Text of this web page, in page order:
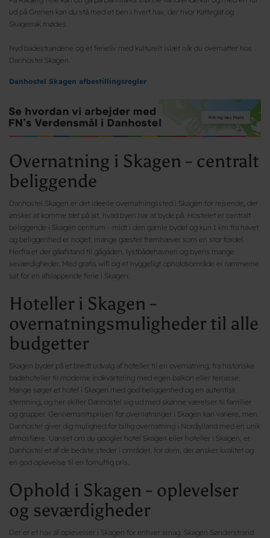
ud på Grenen kan du stå med et ben i hvert hav, der hvor Kattegat og
Skagerrak mødes.
Nyd badestrandene og et ferieliv med kulturelt islæt når du overnatter hos
Danhostel Skagen.
Danhostel Skagen afbestillingsregler
Overnatning i Skagen - centralt
beliggende
Danhostel Skagen er det ideelle overnatningssted i Skagen for rejsende, der
ønsker at komme tæt på alt, hvad byen har at byde på. Hostelet er centralt
beliggende i Skagen centrum - midt i den gamle bydel og kun 1 km fra havet
og beliggenhed er noget, mange gæster fremhæver som en stor fordel.
Herfra er der gåafstand til gågaden, lystbådehavnen og byens mange
seværdigheder. Med gratis wifi og et hyggeligt opholdsområde er rammerne
sat for en afslappende ferie i Skagen.
Hoteller i Skagen -
overnatningsmuligheder til alle
budgetter
Skagen byder på et bredt udvalg af hoteller til en overnatning, fra historiske
badehoteller til moderne indkvartering med egen balkon eller terrasse.
Mange søger et hotel i Skagen med god beliggenhed og en autentisk
stemning, og her skiller Danhostel sig ud med skønne værelser til familier
og grupper. Gennemsnitsprisen for overnatninger i Skagen kan variere, men
Danhostel giver dig mulighed for billig overnatning i Nordjylland med en unik
atmosfære. Uanset om du googler hotel Skagen eller hoteller i Skagen, er
Danhostel et af de bedste steder i området, for dem, der ønsker kvalitet og
en god oplevelse til en fornuftig pris.
Ophold i Skagen - oplevelser
og seværdigheder
Der er et hav af oplevelser i Skagen for enhver smag. Skagen Sønderstrand